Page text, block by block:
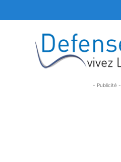
- Publicité -